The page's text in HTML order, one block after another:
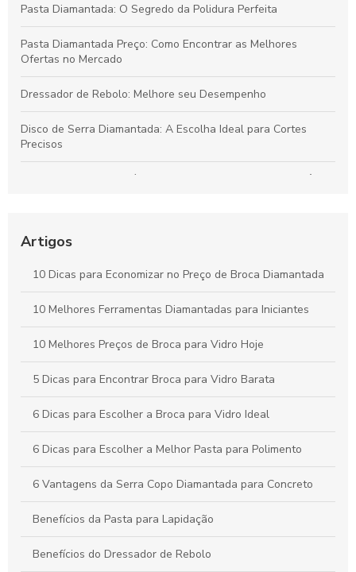
Pasta Diamantada: O Segredo da Polidura Perfeita
Pasta Diamantada Preço: Como Encontrar as Melhores
Ofertas no Mercado
Dressador de Rebolo: Melhore seu Desempenho
Disco de Serra Diamantada: A Escolha Ideal para Cortes
Precisos
Dressador de Rebolo é fundamental para garantir a eficiência
Seus Projetos
Como Escolher a Broca para Furação em Vidro Ideal para
Seus Projetos
Artigos
10 Dicas para Economizar no Preço de Broca Diamantada
10 Melhores Ferramentas Diamantadas para Iniciantes
10 Melhores Preços de Broca para Vidro Hoje
5 Dicas para Encontrar Broca para Vidro Barata
6 Dicas para Escolher a Broca para Vidro Ideal
6 Dicas para Escolher a Melhor Pasta para Polimento
6 Vantagens da Serra Copo Diamantada para Concreto
Benefícios da Pasta para Lapidação
Benefícios do Dressador de Rebolo